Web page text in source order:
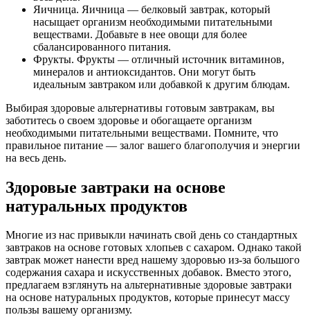
Яичница. Яичница — белковый завтрак, который
насыщает организм необходимыми питательными
веществами. Добавьте в нее овощи для более
сбалансированного питания.
Фрукты. Фрукты — отличный источник витаминов,
минералов и антиоксидантов. Они могут быть
идеальным завтраком или добавкой к другим блюдам.
Выбирая здоровые альтернативы готовым завтракам, вы
заботитесь о своем здоровье и обогащаете организм
необходимыми питательными веществами. Помните, что
правильное питание — залог вашего благополучия и энергии
на весь день.
Здоровые завтраки на основе
натуральных продуктов
Многие из нас привыкли начинать свой день со стандартных
завтраков на основе готовых хлопьев с сахаром. Однако такой
завтрак может нанести вред нашему здоровью из-за большого
содержания сахара и искусственных добавок. Вместо этого,
предлагаем взглянуть на альтернативные здоровые завтраки
на основе натуральных продуктов, которые принесут массу
пользы вашему организму.